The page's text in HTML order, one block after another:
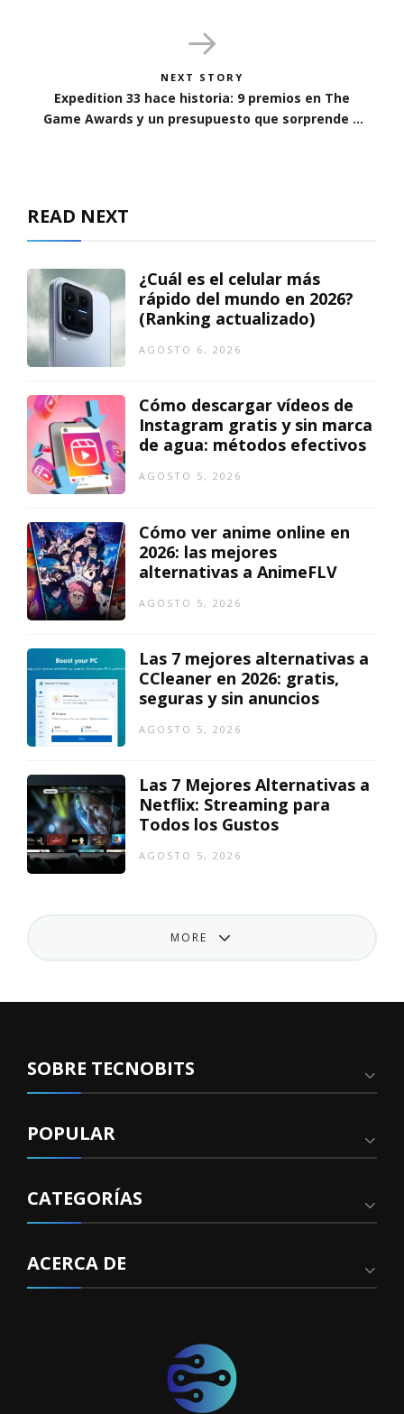
NEXT STORY
Expedition 33 hace historia: 9 premios en The
Game Awards y un presupuesto que sorprende a
READ NEXT
¿Cuál es el celular más
rápido del mundo en 2026?
(Ranking actualizado)
AGOSTO 6, 2026
Cómo descargar vídeos de
Instagram gratis y sin marca
de agua: métodos efectivos
AGOSTO 5, 2026
Cómo ver anime online en
2026: las mejores
alternativas a AnimeFLV
AGOSTO 5, 2026
Las 7 mejores alternativas a
CCleaner en 2026: gratis,
seguras y sin anuncios
AGOSTO 5, 2026
Las 7 Mejores Alternativas a
Netflix: Streaming para
Todos los Gustos
AGOSTO 5, 2026
MORE
SOBRE TECNOBITS
POPULAR
CATEGORÍAS
ACERCA DE